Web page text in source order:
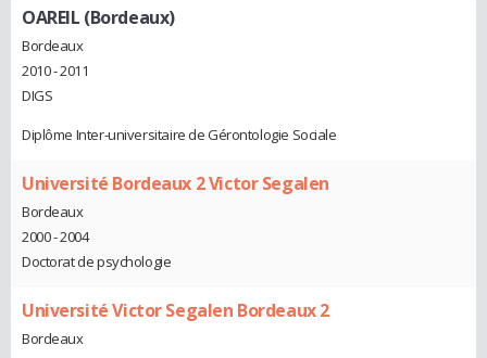
OAREIL (Bordeaux)
Bordeaux
2010 - 2011
DIGS
Diplôme Inter-universitaire de Gérontologie Sociale
Université Bordeaux 2 Victor Segalen
Bordeaux
2000 - 2004
Doctorat de psychologie
Université Victor Segalen Bordeaux 2
Bordeaux